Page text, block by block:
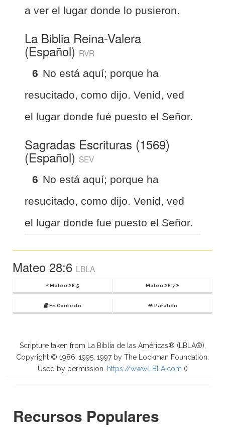
a ver el lugar donde lo pusieron.
La Biblia Reina-Valera
(Español) RVR
6 No está aquí; porque ha
resucitado, como dijo. Venid, ved
el lugar donde fué puesto el Señor.
Sagradas Escrituras (1569)
(Español) SEV
6 No está aquí; porque ha
resucitado, como dijo. Venid, ved
el lugar donde fue puesto el Señor.
Mateo 28:6 LBLA
Mateo 28:5 Mateo 28:7
En Contexto Paralelo
Scripture taken from La Biblia de las Américas® (LBLA®),
Copyright © 1986, 1995, 1997 by The Lockman Foundation.
Used by permission.
https://www.LBLA.com ()
Recursos Populares